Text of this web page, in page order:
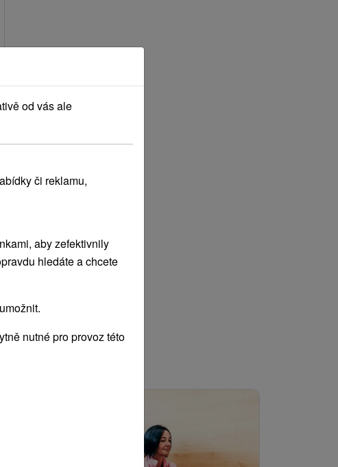
od vás ale
či reklamu,
aby zefektivnily
hledáte a chcete
nutné pro provoz této